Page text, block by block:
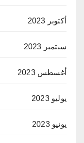
أكتوبر 2023
سبتمبر 2023
أغسطس 2023
يوليو 2023
يونيو 2023